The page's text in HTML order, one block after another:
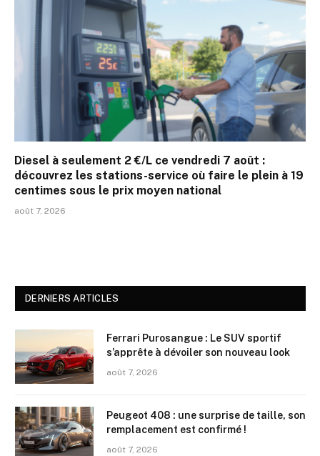
Diesel à seulement 2 €/L ce vendredi 7 août :
découvrez les stations-service où faire le plein à 19
centimes sous le prix moyen national
août 7, 2026
DERNIERS ARTICLES
Ferrari Purosangue : Le SUV sportif
s’apprête à dévoiler son nouveau look
août 7, 2026
Peugeot 408 : une surprise de taille, son
remplacement est confirmé !
août 7, 2026